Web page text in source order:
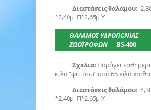
Διαστάσεις θαλάμου:
*2,40μ Π*2,65μ Υ
ΘΑΛΑΜΟΣ ΥΔΡΟΠΟΝΙΑΣ
ΖΩΟΤΡΟΦΩΝ BS-400
Σχόλια: Παράγει
κιλά “φύτρου” από 65 κιλά
Διαστάσεις θαλάμου:
*2,40μ Π*2,65μ Υ